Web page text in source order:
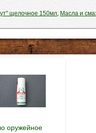
щелочное 150мл, Масла и
оружейное